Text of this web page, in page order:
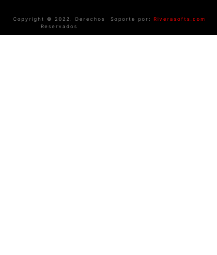
Copyright © 2022. Derechos
Reservados
Soporte por: Riverasofts.com